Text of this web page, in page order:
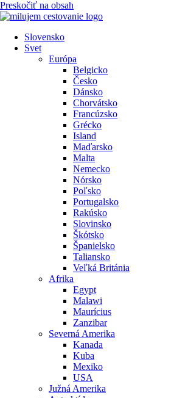
Preskočiť na obsah
Slovensko
Svet
Európa
Belgicko
Česko
Dánsko
Chorvátsko
Francúzsko
Grécko
Island
Maďarsko
Malta
Nemecko
Nórsko
Poľsko
Portugalsko
Rakúsko
Slovinsko
Škótsko
Španielsko
Taliansko
Veľká Británia
Afrika
Egypt
Malawi
Maurícius
Zanzibar
Severná Amerika
Kanada
Kuba
Mexiko
USA
Južná Amerika